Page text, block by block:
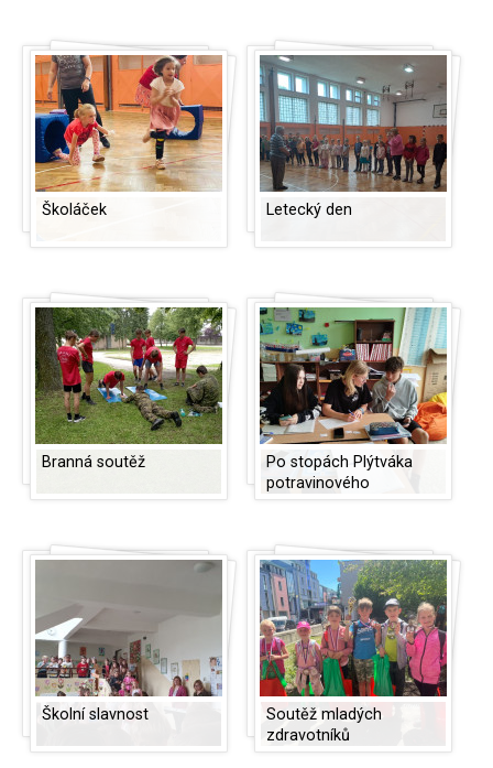
Školáček Letecký den
Branná soutěž
Po stopách Plýtváka
potravinového
Školní slavnost
Soutěž mladých
zdravotníků